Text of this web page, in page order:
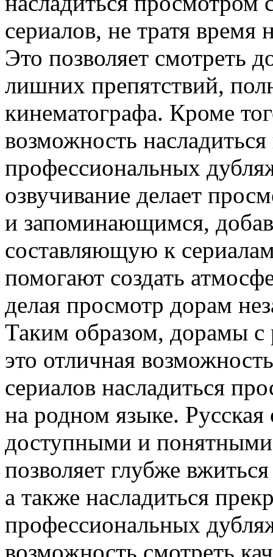
сериалов, не тратя время
Это позволяет смотреть
лишних препятствий,
кинематографа. Кроме
возможность
профессиональных
озвучивание делает
и запоминающимся,
составляющую к
помогают создать
делая просмотр дорам
Таким образом, дорамы
это отличная
сериалов насладиться
на родном языке.
доступными и
позволяет глубже
а также насладиться
профессиональных
возможность смотреть